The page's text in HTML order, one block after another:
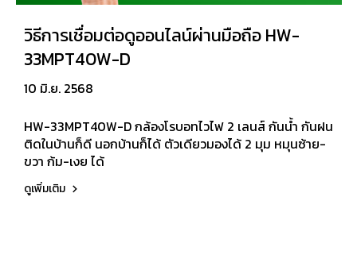
วิธีการเชื่อมต่อดูออนไลน์ผ่านมือถือ HW-
33MPT40W-D
10 มิ.ย. 2568
HW-33MPT40W-D กล้องโรบอทไวไฟ 2 เลนส์ กันน้ำ กันฝน
ติดในบ้านก็ดี นอกบ้านก็ได้ ตัวเดียวมองได้ 2 มุม หมุนซ้าย-
ขวา ก้ม-เงย ได้
ดูเพิ่มเติม